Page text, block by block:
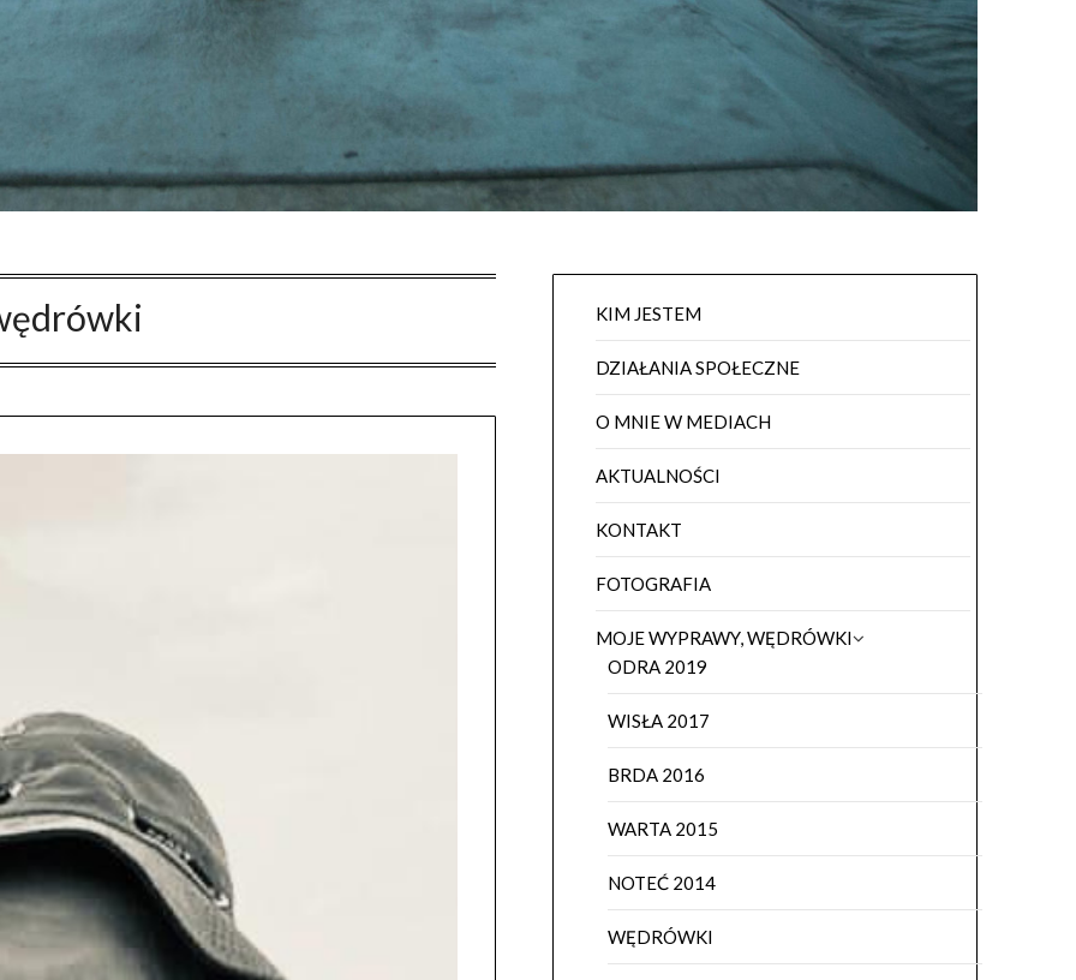
KIM JESTEM
DZIAŁANIA SPOŁECZNE
O MNIE W MEDIACH
AKTUALNOŚCI
KONTAKT
FOTOGRAFIA
MOJE WYPRAWY, WĘDRÓWKI
ODRA 2019
WISŁA 2017
BRDA 2016
WARTA 2015
NOTEĆ 2014
WĘDRÓWKI